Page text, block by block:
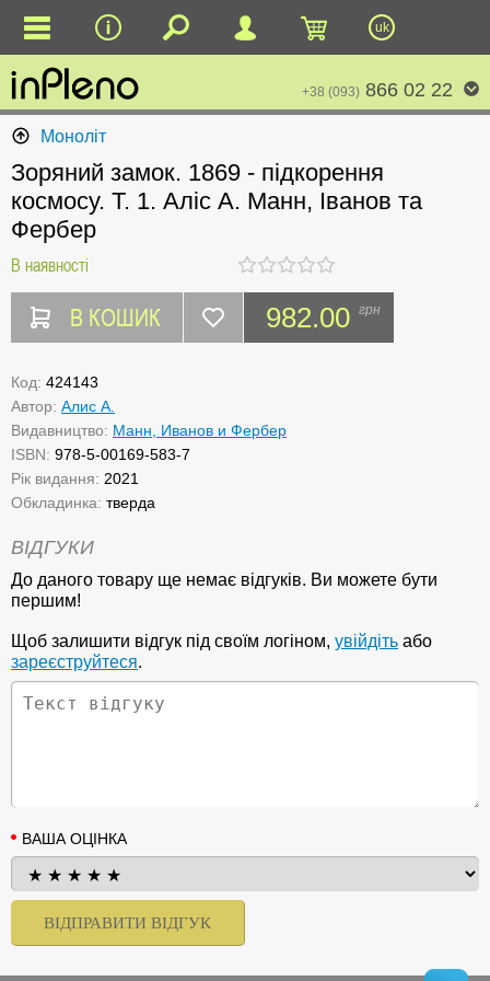
uk
+38 (093) 866 02 22
Моноліт
Зоряний замок. 1869 - підкорення
космосу. Т. 1. Аліс А. Манн, Іванов та
Фербер
В наявності
В КОШИК 982.00 грн
Код: 424143
Автор: Алис А.
Видавництво: Манн, Иванов и Фербер
ISBN: 978-5-00169-583-7
Рік видання: 2021
Обкладинка: тверда
ВІДГУКИ
До даного товару ще немає відгуків. Ви можете бути
першим!
Щоб залишити відгук під своїм логіном, увійдіть або
зареєструйтеся.
ВАША ОЦІНКА